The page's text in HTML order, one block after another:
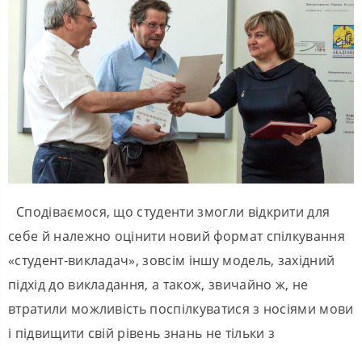
Сподіваємося, що студенти змогли відкрити для
себе й належно оцінити новий формат спілкування
«студент-викладач», зовсім іншу модель, західний
підхід до викладання, а також, звичайно ж, не
втратили можливість поспілкуватися з носіями мови
і підвищити свій рівень знань не тільки з